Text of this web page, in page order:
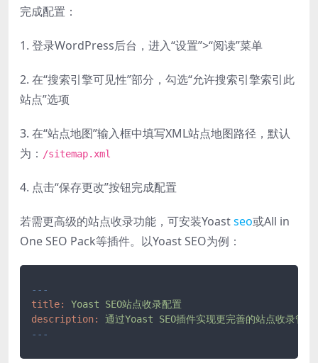
完成配置：
1. 登录WordPress后台，进入“设置”>“阅读”菜单
2. 在“搜索引擎可见性”部分，勾选“允许搜索引擎索引此
站点”选项
3. 在“站点地图”输入框中填写XML站点地图路径，默认
为： /sitemap.xml
4. 点击“保存更改”按钮完成配置
若需更高级的站点收录功能，可安装Yoastseo或All in
One SEO Pack等插件。以Yoast SEO为例：
---
title:
Yoast
SEO站点收录配置
description:
通过Yoast
SEO插件实现更完善的站点收录管理
---